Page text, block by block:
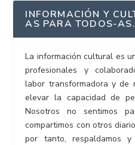
INFORMACIÓN Y
AS PARA TODOS-AS.
La información cultural es
profesionales y
labor transformadora y de
elevar la capacidad de
Nosotros no sentimos
compartimos con otros
por tanto, respaldamos